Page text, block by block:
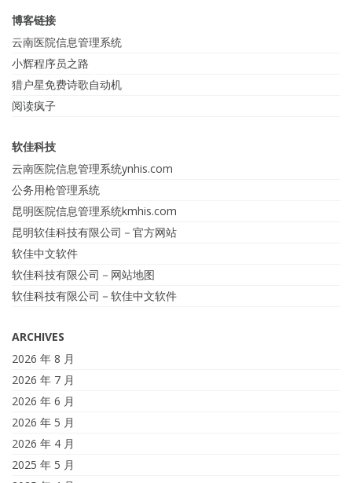
博客链接
云南医院信息管理系统
小辉程序员之路
猎户星免费诗歌自动机
阅读疯子
软佳科技
云南医院信息管理系统ynhis.com
公务用枪管理系统
昆明医院信息管理系统kmhis.com
昆明软佳科技有限公司－官方网站
软佳中文软件
软佳科技有限公司－网站地图
软佳科技有限公司－软佳中文软件
ARCHIVES
2026 年 8 月
2026 年 7 月
2026 年 6 月
2026 年 5 月
2026 年 4 月
2025 年 5 月